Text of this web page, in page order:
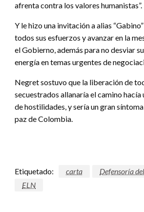
afrenta contra los valores humanistas”.
Y le hizo una invitación a alias
todos sus esfuerzos y avanzar en la
el Gobierno, además para no desviar
energía en temas urgentes de
Negret sostuvo que la liberación de
secuestrados allanaría el camino hacía
de hostilidades, y sería un gran
paz de Colombia.
Etiquetado: carta
Defensoría
ELN